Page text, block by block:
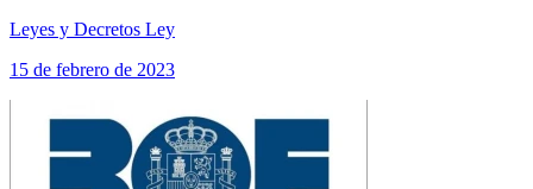
Leyes y Decretos Ley
15 de febrero de 2023